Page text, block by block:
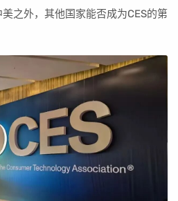
之外，其他国家能否成为CES的第